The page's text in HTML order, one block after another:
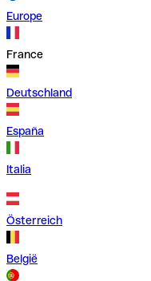
Europe
France
Deutschland
España
Italia
Österreich
België